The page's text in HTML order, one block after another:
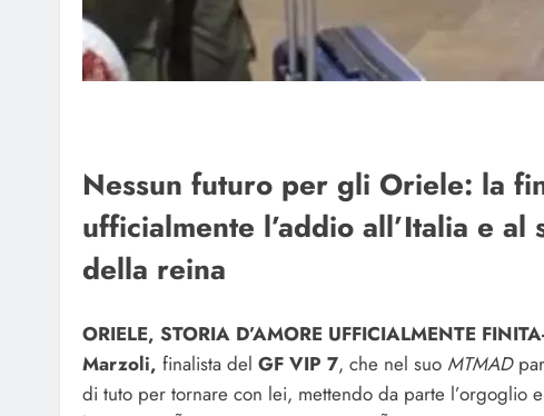
Nessun futuro per gli Oriele: la
ufficialmente l’addio all’Italia e
della reina
ORIELE, STORIA D’AMORE UFFICIALMENTE
Marzoli, finalista del GF VIP 7, che nel suo MTMAD
di tuto per tornare con lei, mettendo da parte l’orgoglio